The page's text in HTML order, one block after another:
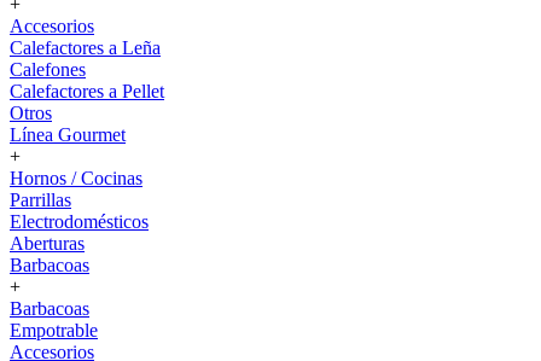
+
Accesorios
Calefactores a Leña
Calefones
Calefactores a Pellet
Otros
Línea Gourmet
+
Hornos / Cocinas
Parrillas
Electrodomésticos
Aberturas
Barbacoas
+
Barbacoas
Empotrable
Accesorios